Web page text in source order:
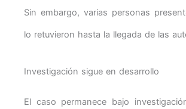
Sin embargo, varias personas
lo retuvieron hasta la llegada de las
Investigación sigue en desarrollo
El caso permanece bajo